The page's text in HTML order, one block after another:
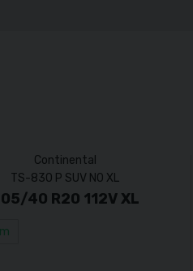
Continental
TS-830 P SUV N0 XL
40 R20 112V XL